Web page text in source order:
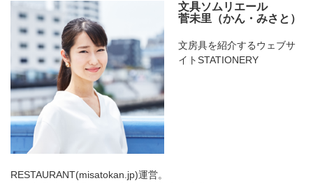
文具ソムリエール
菅未里（かん・みさと）
文房具を紹介するウェブサ
イトSTATIONERY
RESTAURANT(misatokan.jp)運営。